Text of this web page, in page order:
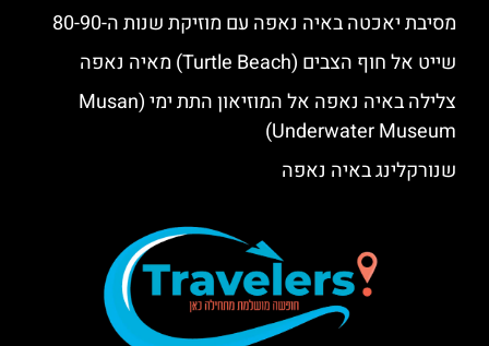
מסיבת יאכטה באיה נאפה עם מוזיקת שנות ה-80-90
שייט אל חוף הצבים (Turtle Beach) מאיה נאפה
צלילה באיה נאפה אל המוזיאון התת ימי (Musan
Underwater Museum)
שנורקלינג באיה נאפה